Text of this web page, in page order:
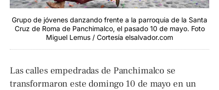
Grupo de jóvenes danzando frente a la parroquia de la Santa
Cruz de Roma de Panchimalco, el pasado 10 de mayo. Foto
Miguel Lemus / Cortesía elsalvador.com
Las calles empedradas de Panchimalco se
transformaron este domingo 10 de mayo en un